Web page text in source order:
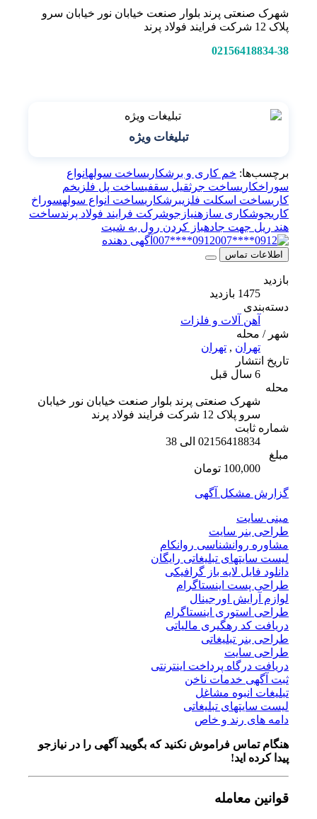
شهرک صنعتی پرند بلوار صنعت خیابان نور خیابان سرو
02156418834-38
تبلیغات ویژه
برچسب‌ها:خم کاری و برشکاریساخت سوله انواع
سوراخکاری ساخت جرثقیل سقفی ساخت پل فلزی خم
ساخت اسکلت فلزیبرشکاریساخت انواع سوله سوراخ
جوشکاری سازه نیازجوشرکت فرایند فولاد پرندساخت
هند ریل جهت جاده باز کردن رول به شیت
0912****007
آگهی دهنده
اطلاعات تماس
دسته‌بندی
آهن آلات و فلزات
شهر / محله
تهران,تهران
تاریخ انتشار
شهرک صنعتی پرند بلوار صنعت خیابان نور خیابان
سرو پلاک 12 شرکت فرایند فولاد پرند
شماره ثابت
02156418834 الی 38
100,000 تومان
گزارش مشکل آگهی
مینی سایت
طراحی بنر سایت
مشاوره روانشناسی روانکام
لیست سایتهای تبلیغاتی رایگان
دانلود فایل لایه باز گرافیکی
طراحی پست اینستاگرام
لوازم آرایش اورجینال
طراحی استوری اینستاگرام
دریافت کد رهگیری مالیاتی
طراحی بنر تبلیغاتی
طراحی سایت
دریافت درگاه پرداخت اینترنتی
ثبت آگهی خدمات ناخن
تبلیغات انبوه مشاغل
لیست سایتهای تبلیغاتی
دامه های رند و خاص
هنگام تماس فراموش نکنید که بگویید آگهی را در نیازجو
پیدا کرده اید!
قوانین معامله